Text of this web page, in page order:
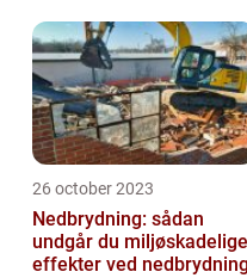
26 october 2023
Nedbrydning: sådan
undgår du miljøskadelige
effekter ved